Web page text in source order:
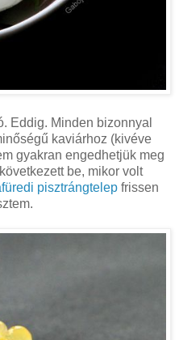
Eddig. Minden bizonnyal
kaviárhoz (kivéve
gyakran engedhetjük meg
be, mikor volt
pisztrángtelep frissen